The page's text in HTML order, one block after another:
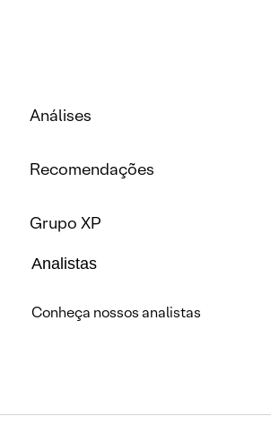
Análises
Recomendações
Grupo XP
Analistas
Conheça nossos analistas